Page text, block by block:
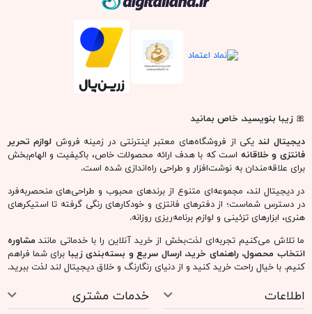
🎀زیبا بنویسید، خاص بمانید
دیجیتال لند یکی از فروشگاه‌های معتبر اینترنتی در زمینه فروش لوازم تحریر
فانتزی و خلاقانه است که با هدف ارائه محصولات خاص، باکیفیت و الهام‌بخش
برای علاقه‌مندان به نوشت‌افزار و طراحی راه‌اندازی شده است.
در دیجیتال لند، مجموعه‌ای متنوع از برندهای محبوب و طراحی‌های منحصربه‌فرد
در دسترس شماست؛ از دفترهای فانتزی و خودکارهای رنگی گرفته تا استیکرهای
هنری، ابزارهای تزئینی و لوازم برنامه‌ریزی روزانه.
ما تلاش می‌کنیم تجربه‌ای لذت‌بخش از خرید آنلاین را با خدماتی مانندمشاوره
انتخاب محصول، راهنمای خرید، ارسال سریع و بسته‌بندی زیبا برای شما فراهم
کنیم. با خیال راحت خرید کنید و از دنیای رنگارنگ و خلاق دیجیتال لند لذت ببرید.
اطلاعات خدمات مشتری